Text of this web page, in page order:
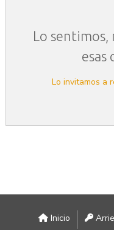
Lo sentimos,
esas
Lo invitamos a
Inicio